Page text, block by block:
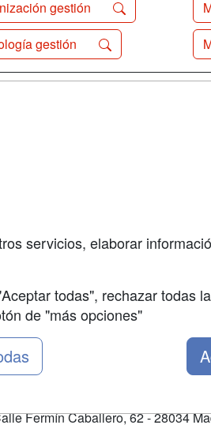
gestión
gestión
Fermín Caballero, 62 - 28034
servicios, elaborar
todas", rechazar todas
de "más opciones"